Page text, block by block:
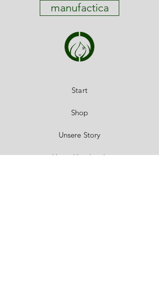
manufactica
Start
Shop
Unsere Story
Unser Handwerk